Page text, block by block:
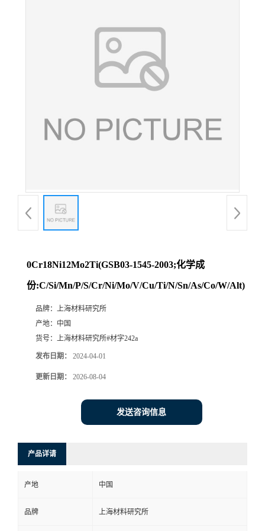
0Cr18Ni12Mo2Ti(GSB03-1545-2003;化学成
份:C/Si/Mn/P/S/Cr/Ni/Mo/V/Cu/Ti/N/Sn/As/Co/W/Alt)
品牌： 上海材料研究所
产地： 中国
货号： 上海材料研究所#材字242a
发布日期： 2024-04-01
更新日期： 2026-08-04
发送咨询信息
产品详请
产地 中国
品牌 上海材料研究所